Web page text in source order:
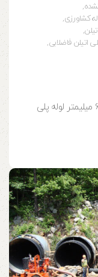
,
کشاورزی,
,
اتیلن فاضلابی,
لوله پلی اتیلن 63 میلیمتر لوله پلی اتیلن 63 میلیمتر لوله پلی